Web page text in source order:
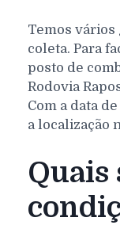
Temos
coleta. Para
posto de
Rodovia
Com a data
a localização
Quais